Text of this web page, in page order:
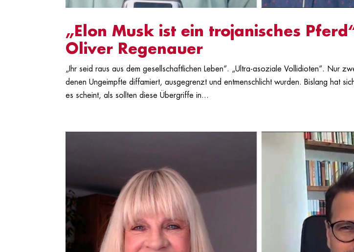
„Elon Musk ist ein trojanisches
Oliver Regenauer
„Ihr seid raus aus dem gesellschaftlichen Leben“. „Ultra-asoziale Vollidioten“. Nur
denen Ungeimpfte diffamiert, ausgegrenzt und entmenschlicht wurden. Bislang hat
es scheint, als sollten diese Übergriffe in...